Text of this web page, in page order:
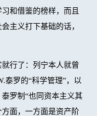
和借鉴的榜样，而且
主义打下基础的话，
行了：列宁本人就曾
泰罗的“科学管理”，以
罗制“也同资本主义其
面，一方面是资产阶